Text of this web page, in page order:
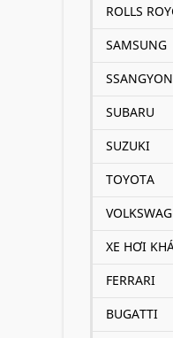
ROLLS
SAMSUNG
SUBARU
SUZUKI
TOYOTA
XE HƠI
FERRARI
BUGATTI